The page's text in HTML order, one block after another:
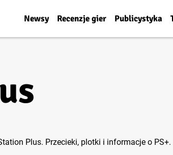
Newsy Recenzje gier Publicystyka
Plus. Przecieki, plotki i informacje o PS+.